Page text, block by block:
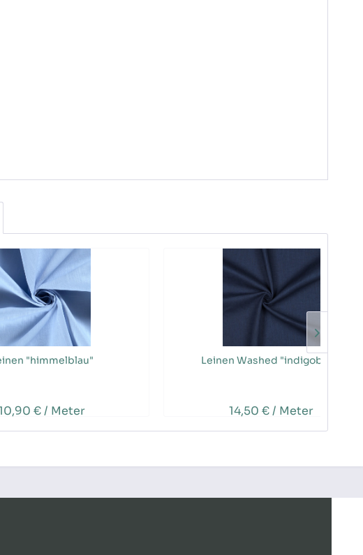
"himmelblau"
€ / Meter
Leinen Washed "indigoblau"
14,50 € / Meter